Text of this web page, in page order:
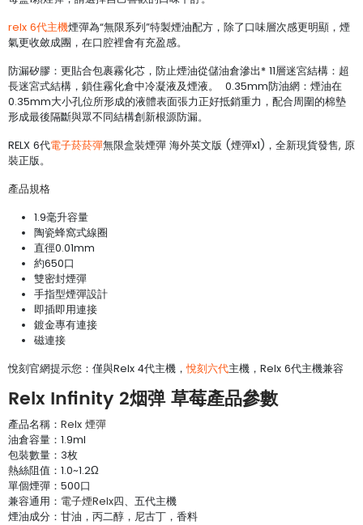
relx 6代主機煙彈為“無限系列”特製煙油配方，除了口味層次感更明顯，煙
氣更收斂成團，在口腔裡會有充盈感。
防漏矽膠：更貼合包裹霧化芯，防止煙油從儲油倉滲出* 11層迷宮結構：超
長迷宮式結構，鎖住霧化倉中冷凝液及煙液。 0.35mm防油網：煙油在
0.35mm大小孔位所形成的液體表面張力正好抵銷重力，配合周圍的棉墊
形成最後隔斷與眾不同結構創新根源防漏。
RELX 6代電子菸菸彈無限盒裝煙彈 海外英文版 (煙彈x1)，全新現貨發售, 原
裝正版。
產品規格
1.9毫升容量
陶瓷蜂窩式線圈
直徑0.01mm
約650口
雙密封煙彈
手指型煙彈設計
即插即用連接
鍍金專有連接
磁連接
悅刻官網提示您：僅與Relx 4代主機，悅刻六代主機，Relx 6代主機兼容
Relx Infinity 2烟弹 草莓產品參數
產品名稱： Relx 煙彈
油倉容量：1.9ml
包裝數量：3枚
熱絲阻值：1.0~1.2Ω
單個煙彈：500口
兼容通用： 電子煙Relx四、五代主機
煙油成分：甘油，丙二醇，尼古丁，香料